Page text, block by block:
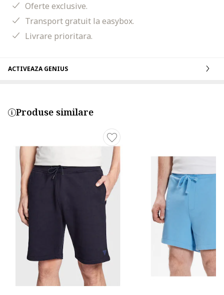
Oferte exclusive.
Transport gratuit la easybox.
Livrare prioritara.
ACTIVEAZA GENIUS
Produse similare